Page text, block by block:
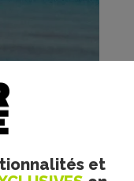
et
caméra se nourrit de
à l’intérieur de
d’une certaine